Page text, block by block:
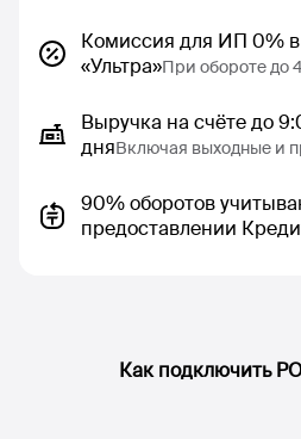
Комиссия для ИП 0%
«Ультра»При обороте до
Выручка на счёте до
дняВключая выходные и
90% оборотов
предоставлении
Как подключить